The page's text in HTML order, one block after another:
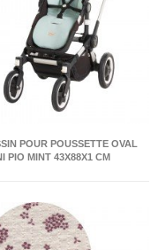
POUR POUSSETTE OVAL
PIO MINT 43X88X1 CM